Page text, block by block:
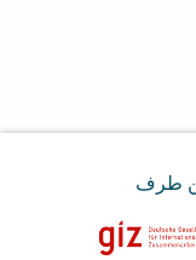
طرف